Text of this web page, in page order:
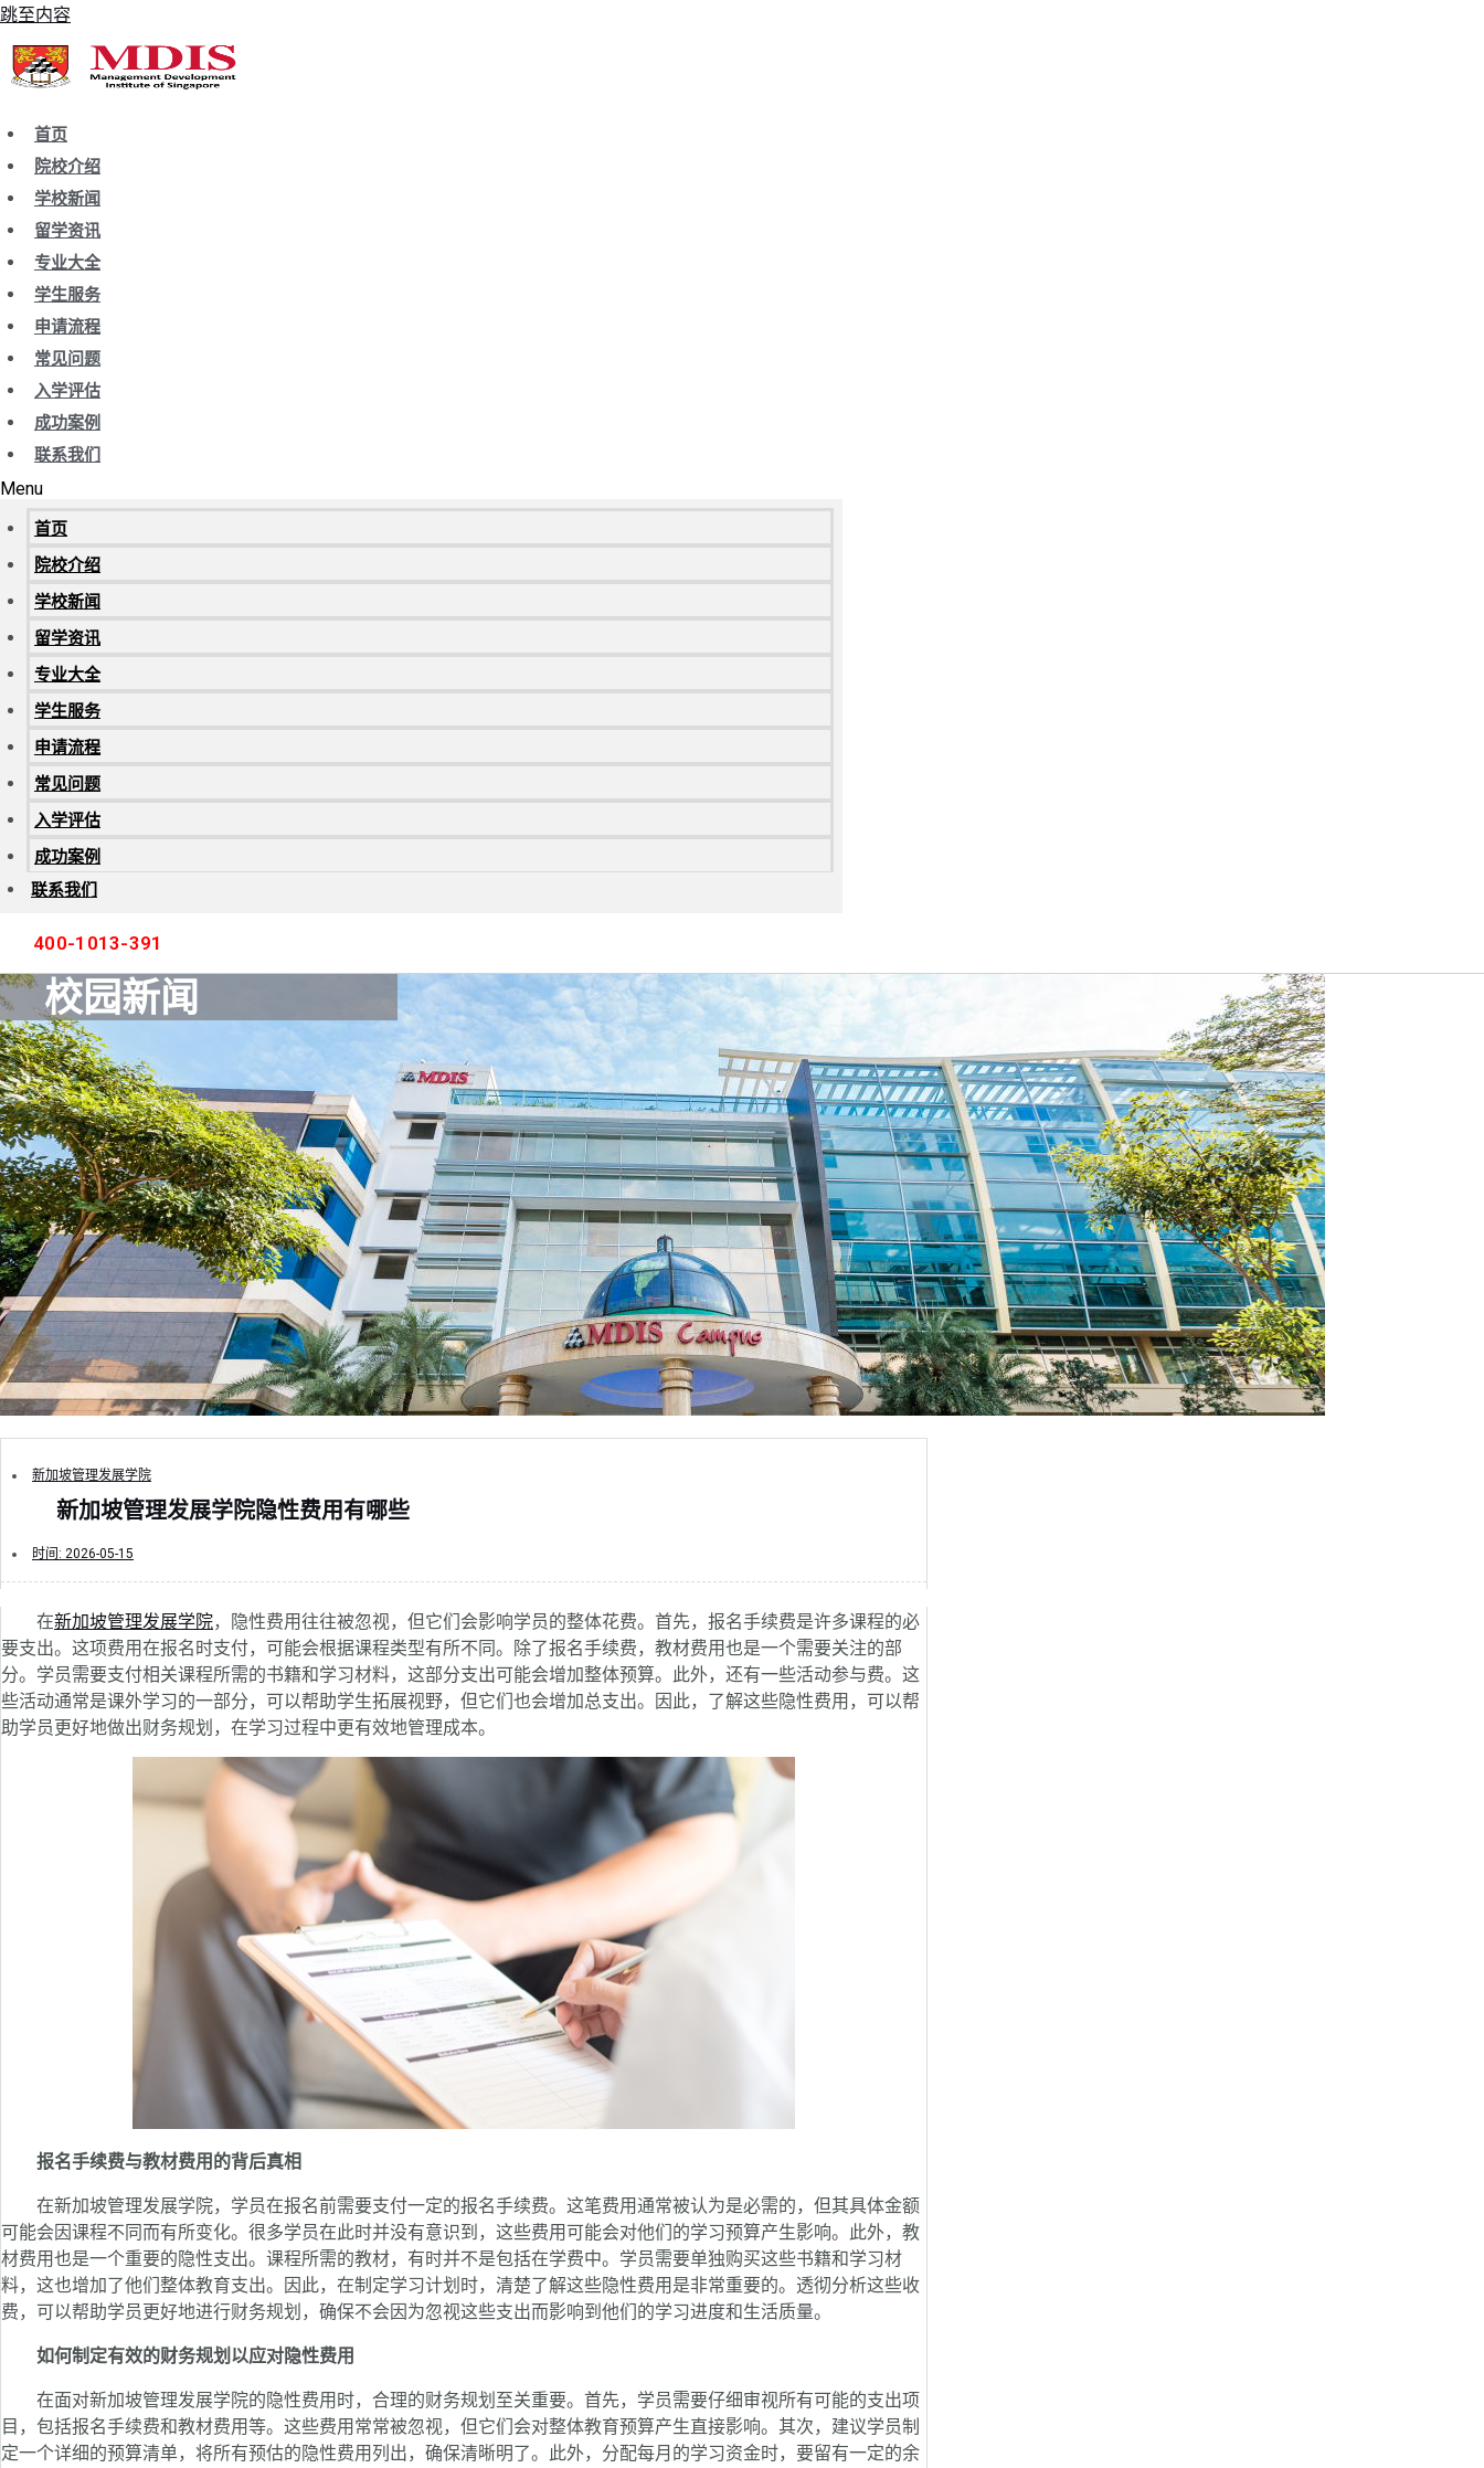
跳至内容
首页
院校介绍
学校新闻
留学资讯
专业大全
学生服务
申请流程
常见问题
入学评估
成功案例
联系我们
Menu
首页
院校介绍
学校新闻
留学资讯
专业大全
学生服务
申请流程
常见问题
入学评估
成功案例
联系我们
400-1013-391
校园新闻
新加坡管理发展学院
新加坡管理发展学院隐性费用有哪些
时间: 2026-05-15
在新加坡管理发展学院，隐性费用往往被忽视，但它们会影响学员的整体花费。首先，报名手续费是许多课程的必
要支出。这项费用在报名时支付，可能会根据课程类型有所不同。除了报名手续费，教材费用也是一个需要关注的部
分。学员需要支付相关课程所需的书籍和学习材料，这部分支出可能会增加整体预算。此外，还有一些活动参与费。这
些活动通常是课外学习的一部分，可以帮助学生拓展视野，但它们也会增加总支出。因此，了解这些隐性费用，可以帮
助学员更好地做出财务规划，在学习过程中更有效地管理成本。
报名手续费与教材费用的背后真相
在新加坡管理发展学院，学员在报名前需要支付一定的报名手续费。这笔费用通常被认为是必需的，但其具体金额
可能会因课程不同而有所变化。很多学员在此时并没有意识到，这些费用可能会对他们的学习预算产生影响。此外，教
材费用也是一个重要的隐性支出。课程所需的教材，有时并不是包括在学费中。学员需要单独购买这些书籍和学习材
料，这也增加了他们整体教育支出。因此，在制定学习计划时，清楚了解这些隐性费用是非常重要的。透彻分析这些收
费，可以帮助学员更好地进行财务规划，确保不会因为忽视这些支出而影响到他们的学习进度和生活质量。
如何制定有效的财务规划以应对隐性费用
在面对新加坡管理发展学院的隐性费用时，合理的财务规划至关重要。首先，学员需要仔细审视所有可能的支出项
目，包括报名手续费和教材费用等。这些费用常常被忽视，但它们会对整体教育预算产生直接影响。其次，建议学员制
定一个详细的预算清单，将所有预估的隐性费用列出，确保清晰明了。此外，分配每月的学习资金时，要留有一定的余